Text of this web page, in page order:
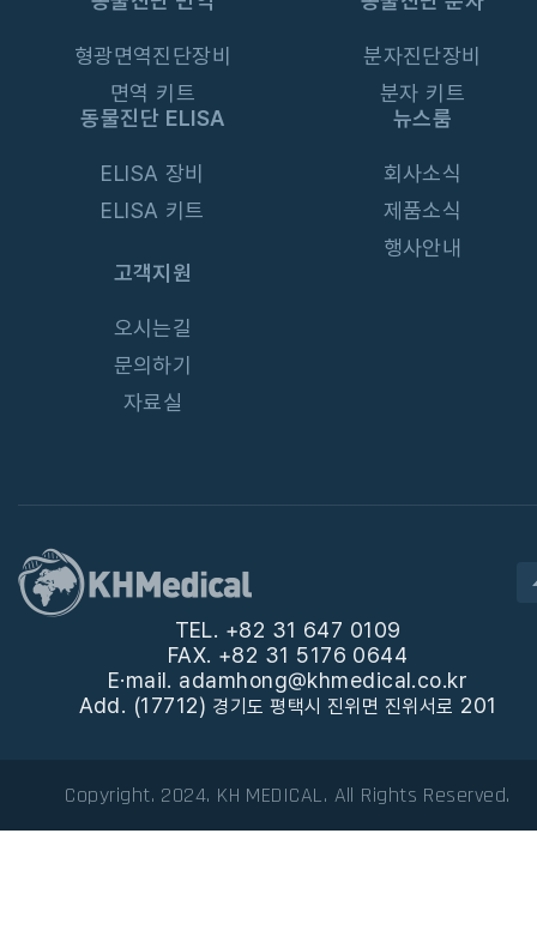
형광면역진단장비
면역 키트
분자진단장비
분자 키트
동물진단 ELISA
ELISA 장비
ELISA 키트
뉴스룸
회사소식
제품소식
행사안내
고객지원
오시는길
문의하기
자료실
TEL. +82 31 647 0109
FAX. +82 31 5176 0644
E·mail. adamhong@khmedical.co.kr
Add. (17712) 경기도 평택시 진위면 진위서로 201
Copyright. 2024. KH MEDICAL. All Rights Reserved.